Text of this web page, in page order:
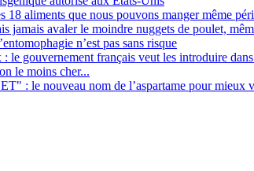
18 aliments que nous pouvons manger même
jamais avaler le moindre nuggets de poulet,
n’est pas sans risque
le gouvernement français veut les introduire
le moins cher...
: le nouveau nom de l’aspartame pour mieux